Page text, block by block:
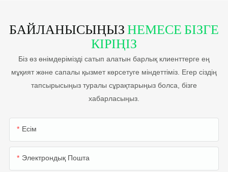
БАЙЛАНЫСЫҢЫЗНЕМЕСЕ БІЗГЕ
КІРІҢІЗ
Біз өз өнімдерімізді сатып алатын барлық клиенттерге ең
мұқият және сапалы қызмет көрсетуге міндеттіміз. Егер сіздің
тапсырысыңыз туралы сұрақтарыңыз болса, бізге
хабарласыңыз.
Есім
Электрондық Пошта